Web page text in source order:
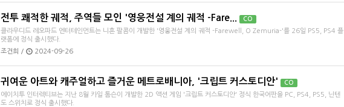
전투 쾌적한 궤적, 주역들 모인 '영웅전설 계의 궤적 -Fare... CO
클라우디드 레오파드 엔터테인먼트는 니혼 팔콤이 개발한 '영웅전설 계의 궤적 -Farewell, O Zemuria-'를 26일 PS5, PS4 플
랫폼에 정식 출시했다.
조건희 /
2024-09-26
귀여운 아트와 캐주얼하고 즐거운 메트로배니아, '크립트 커스토디안' CO
에이치투 인터렉티브는 지난 8월 카일 톰슨이 개발한 2D 액션 게임 '크립트 커스토디안' 정식 한국어판을 PC, PS4, PS5, 닌텐
도 스위치로 정식 출시했다.